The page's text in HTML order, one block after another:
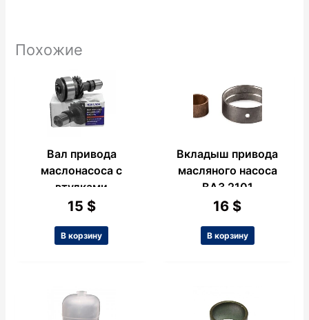
Похожие
Вал привода
маслонасоса с
втулками
(поросенок) ВАЗ
15 $
В корзину
Вкладыш привода
масляного насоса
ВАЗ 2101
16 $
В корзину